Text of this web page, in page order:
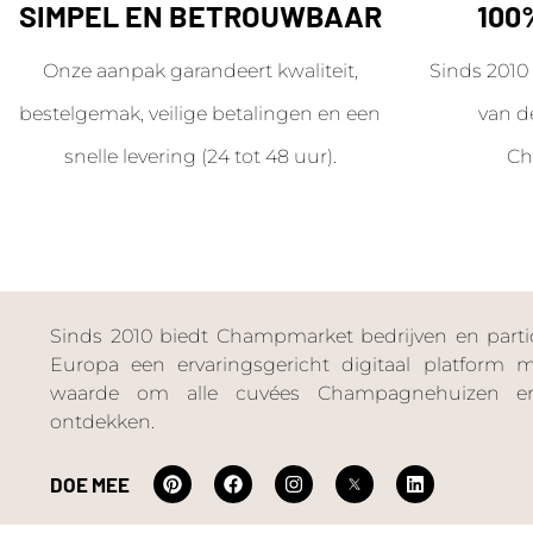
SIMPEL EN BETROUWBAAR
Onze aanpak garandeert kwaliteit,
bestelgemak, veilige betalingen en een
snelle levering (24 tot 48 uur).
Sinds
van
Sinds 2010 biedt Champmarket bedrijven en
Europa een ervaringsgericht digitaal platform
waarde om alle cuvées Champagnehuizen
ontdekken.
DOE MEE